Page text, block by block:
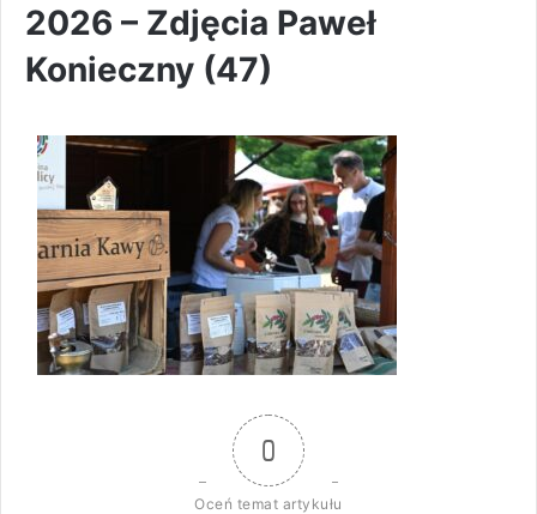
2026 – Zdjęcia Paweł
Konieczny (47)
0
Oceń temat artykułu